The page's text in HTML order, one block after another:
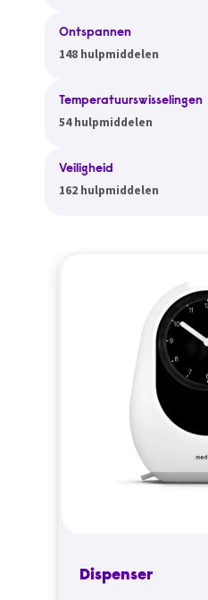
Ontspannen
148 hulpmiddelen
Temperatuurswisselingen
54 hulpmiddelen
Veiligheid
162 hulpmiddelen
Dispenser